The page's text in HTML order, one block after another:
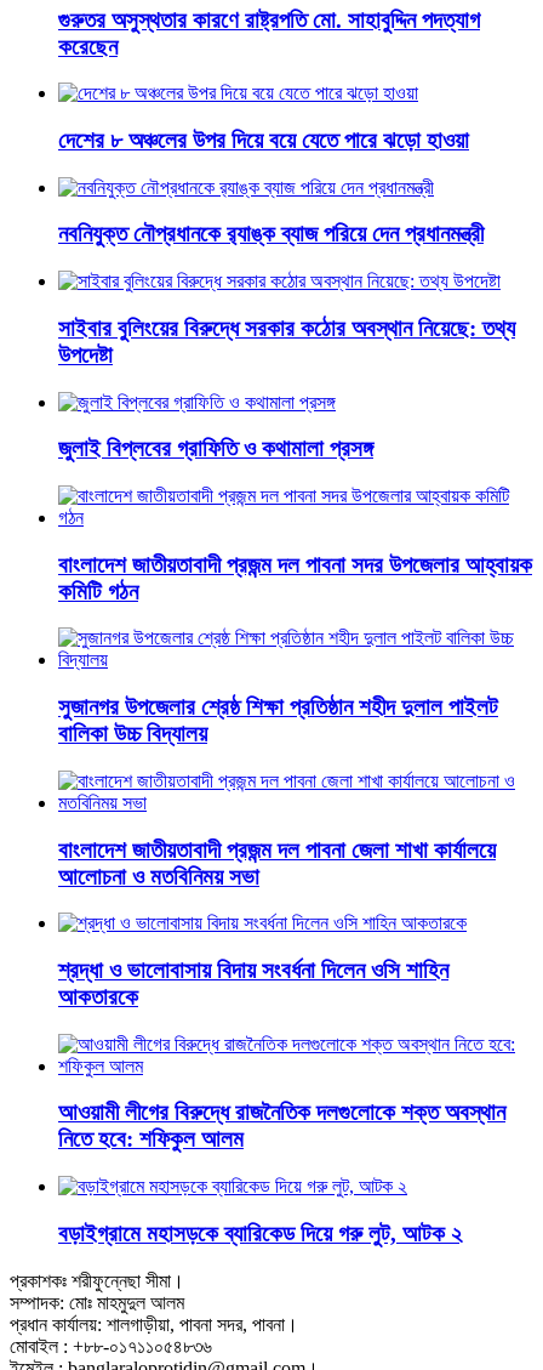
গুরুতর অসুস্থতার কারণে রাষ্ট্রপতি মো. সাহাবুদ্দিন পদত্যাগ
করেছেন
দেশের ৮ অঞ্চলের উপর দিয়ে বয়ে যেতে পারে ঝড়ো হাওয়া
নবনিযুক্ত নৌপ্রধানকে র‌্যাঙ্ক ব্যাজ পরিয়ে দেন প্রধানমন্ত্রী
সাইবার বুলিংয়ের বিরুদ্ধে সরকার কঠোর অবস্থান নিয়েছে: তথ্য
উপদেষ্টা
জুলাই বিপ্লবের গ্রাফিতি ও কথামালা প্রসঙ্গ
বাংলাদেশ জাতীয়তাবাদী প্রজন্ম দল পাবনা সদর উপজেলার আহ্বায়ক
কমিটি গঠন
সুজানগর উপজেলার শ্রেষ্ঠ শিক্ষা প্রতিষ্ঠান শহীদ দুলাল পাইলট
বালিকা উচ্চ বিদ্যালয়
বাংলাদেশ জাতীয়তাবাদী প্রজন্ম দল পাবনা জেলা শাখা কার্যালয়ে
আলোচনা ও মতবিনিময় সভা
শ্রদ্ধা ও ভালোবাসায় বিদায় সংবর্ধনা দিলেন ওসি শাহিন
আকতারকে
আওয়ামী লীগের বিরুদ্ধে রাজনৈতিক দলগুলোকে শক্ত অবস্থান
নিতে হবে: শফিকুল আলম
বড়াইগ্রামে মহাসড়কে ব্যারিকেড দিয়ে গরু লুট, আটক ২
প্রকাশকঃ শরীফুন্নেছা সীমা।
সম্পাদক: মোঃ মাহমুদুল আলম
প্রধান কার্যালয়: শালগাড়ীয়া, পাবনা সদর, পাবনা।
মোবাইল : +৮৮-০১৭১১০৫৪৮৩৬